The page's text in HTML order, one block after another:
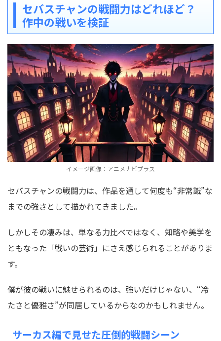
セバスチャンの戦闘力はどれほど？
作中の戦いを検証
イメージ画像：アニメナビプラス
セバスチャンの戦闘力は、作品を通して何度も“非常識”な
までの強さとして描かれてきました。
しかしその凄みは、単なる力比べではなく、知略や美学を
ともなった「戦いの芸術」にさえ感じられることがありま
す。
僕が彼の戦いに魅せられるのは、強いだけじゃない、“冷
たさと優雅さ”が同居しているからなのかもしれません。
サーカス編で見せた圧倒的戦闘シーン